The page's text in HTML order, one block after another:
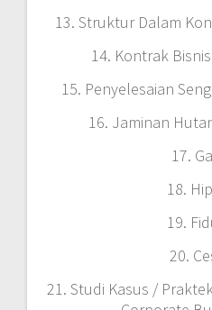
13. Struktur Dalam
14. Kontrak
15. Penyelesaian
16. Jaminan
17.
18.
19.
20.
21. Studi Kasus /